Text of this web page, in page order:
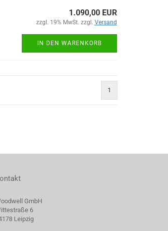
1.090,00 EUR
zzgl. 19% MwSt. zzgl. Versand
IN DEN WARENKORB
1
GmbH
6
Leipzig